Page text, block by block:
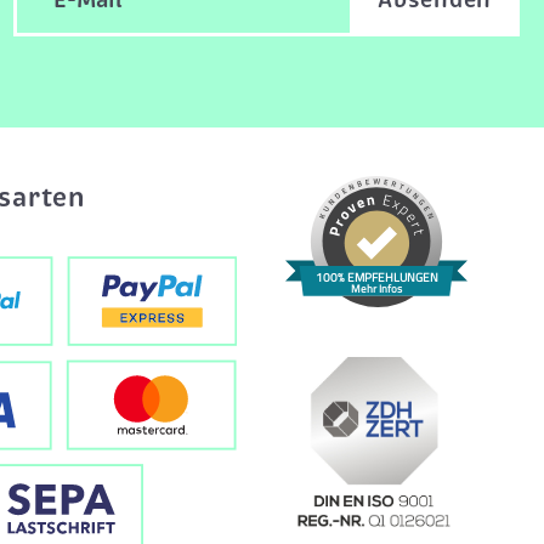
100% EMPFEHLUNGEN
Mehr Infos